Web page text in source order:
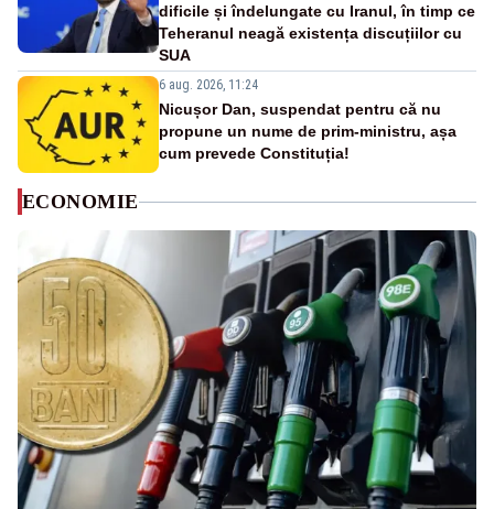
dificile și îndelungate cu Iranul, în timp ce
Teheranul neagă existența discuțiilor cu
SUA
6 aug. 2026, 11:24
Nicușor Dan, suspendat pentru că nu
propune un nume de prim-ministru, așa
cum prevede Constituția!
ECONOMIE